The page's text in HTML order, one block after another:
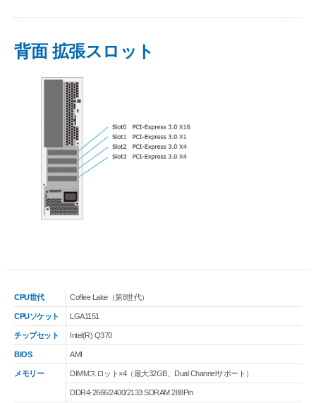
背面 拡張スロット
CPU世代 Coffee Lake（第8世代）
CPUソケット LGA1151
チップセット Intel(R) Q370
BIOS AMI
メモリー DIMMスロット×4（最大32GB、Dual Channelサポート）
DDR4-2666/2400/2133 SDRAM 288Pin